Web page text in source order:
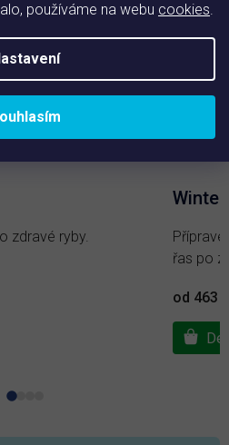
používáme na webu cookies
zdravé ryby.
řas po
od 463